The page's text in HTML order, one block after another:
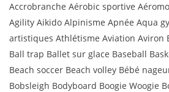
Accrobranche Aérobic sportive
Agility Aikido Alpinisme Apnée Aqua
artistiques Athlétisme Aviation Aviron
Ball trap Ballet sur glace Baseball
Beach soccer Beach volley Bébé
Bobsleigh Bodyboard Boogie Woogie